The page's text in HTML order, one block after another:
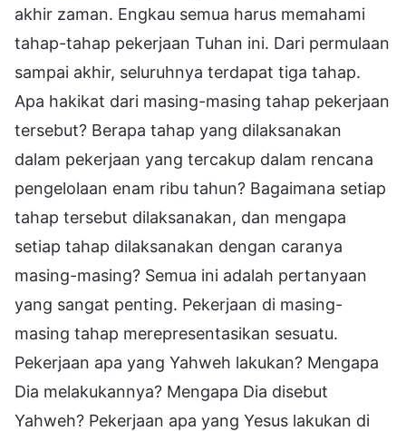
akhir zaman. Engkau semua harus memahami
tahap-tahap pekerjaan Tuhan ini. Dari permulaan
sampai akhir, seluruhnya terdapat tiga tahap.
Apa hakikat dari masing-masing tahap pekerjaan
tersebut? Berapa tahap yang dilaksanakan
dalam pekerjaan yang tercakup dalam rencana
pengelolaan enam ribu tahun? Bagaimana setiap
tahap tersebut dilaksanakan, dan mengapa
setiap tahap dilaksanakan dengan caranya
masing-masing? Semua ini adalah pertanyaan
yang sangat penting. Pekerjaan di masing-
masing tahap merepresentasikan sesuatu.
Pekerjaan apa yang Yahweh lakukan? Mengapa
Dia melakukannya? Mengapa Dia disebut
Yahweh? Pekerjaan apa yang Yesus lakukan di